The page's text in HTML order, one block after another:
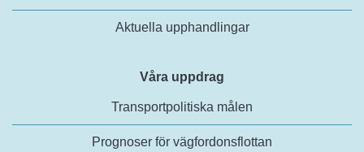
Aktuella upphandlingar
Våra uppdrag
Transportpolitiska målen
Prognoser för vägfordonsflottan